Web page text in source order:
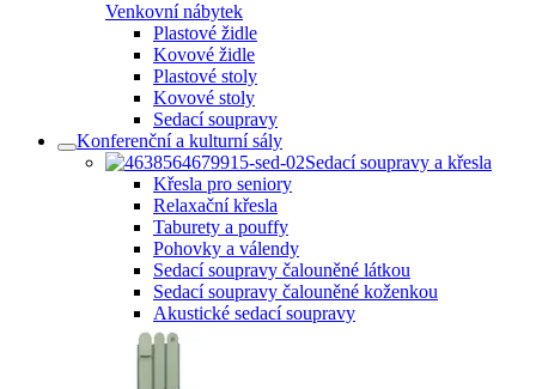
Venkovní nábytek
Plastové židle
Kovové židle
Plastové stoly
Kovové stoly
Sedací soupravy
Konferenční a kulturní sály
Sedací soupravy a křesla
Křesla pro seniory
Relaxační křesla
Taburety a pouffy
Pohovky a válendy
Sedací soupravy čalouněné látkou
Sedací soupravy čalouněné koženkou
Akustické sedací soupravy